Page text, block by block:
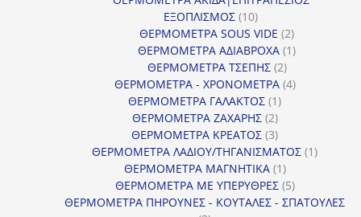
ΕΞΟΠΛΙΣΜΟΣ 1010
προϊόντα
ΘΕΡΜΟΜΕΤΡΑ SOUS VIDE 22
προϊόντα
ΘΕΡΜΟΜΕΤΡΑ ΑΔΙΑΒΡΟΧΑ 11
ΘΕΡΜΟΜΕΤΡΑ ΤΣΕΠΗΣ 22
προϊόντα
ΘΕΡΜΟΜΕΤΡΑ - ΧΡΟΝΟΜΕΤΡΑ 44
ΘΕΡΜΟΜΕΤΡΑ ΓΑΛΑΚΤΟΣ 11
προϊόν
ΘΕΡΜΟΜΕΤΡΑ ΖΑΧΑΡΗΣ 22
προϊόντα
ΘΕΡΜΟΜΕΤΡΑ ΚΡΕΑΤΟΣ 33
προϊόντα
ΘΕΡΜΟΜΕΤΡΑ ΛΑΔΙΟΥ/ΤΗΓΑΝΙΣΜΑΤΟΣ 11
ΘΕΡΜΟΜΕΤΡΑ ΜΑΓΝΗΤΙΚΑ 11
προϊόν
ΘΕΡΜΟΜΕΤΡΑ ΜΕ ΥΠΕΡΥΘΡΕΣ 55
προϊόντα
ΘΕΡΜΟΜΕΤΡΑ ΠΗΡΟΥΝΕΣ - ΚΟΥΤΑΛΕΣ - ΣΠΑΤΟΥΛΕΣ